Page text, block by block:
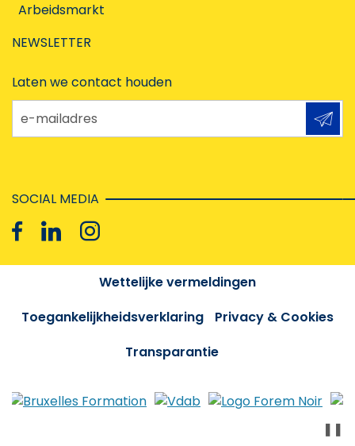
Arbeidsmarkt
NEWSLETTER
Laten we contact houden
e-mailadres
SOCIAL MEDIA
Wettelijke vermeldingen
Toegankelijkheidsverklaring
Privacy & Cookies
Transparantie
❚❚